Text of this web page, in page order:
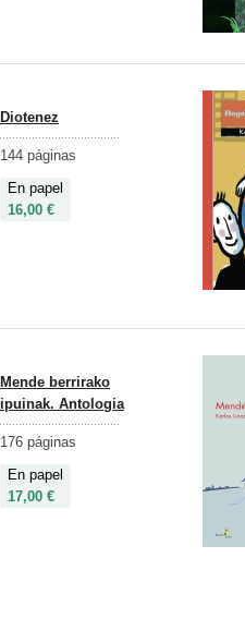
Diotenez
144 páginas
En papel
16,00 €
Mende berrirako
ipuinak. Antologia
176 páginas
En papel
17,00 €